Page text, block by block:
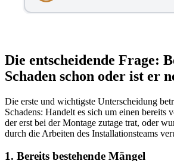
Die entscheidende Frage:
Schaden schon oder ist er
Die erste und wichtigste Unterscheidung
Schadens: Handelt es sich um einen bereits
der erst bei der Montage zutage trat, oder
durch die Arbeiten des Installationsteams
1. Bereits bestehende Mängel